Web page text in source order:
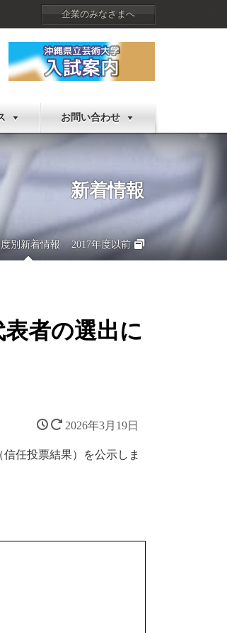
企業のみなさまへ
お問い合わせ
新着情報
別新着情報 2017年度以前
者の選出に
2026年3月19日
任投票結果）を公示しま